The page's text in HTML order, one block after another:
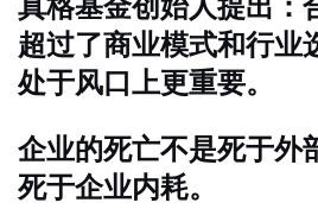
超过了商业模式和行业
处于风口上更重要。
企业的死亡不是死于外
死于企业内耗。